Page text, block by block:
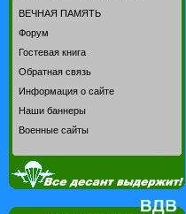
ВЕЧНАЯ ПАМЯТЬ
Форум
Гостевая книга
Обратная связь
Информация о сайте
Наши баннеры
Военные сайты